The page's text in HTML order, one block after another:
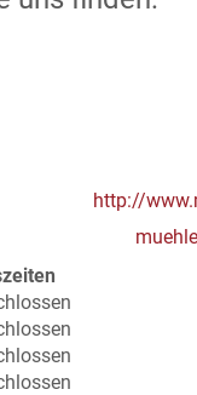
http://